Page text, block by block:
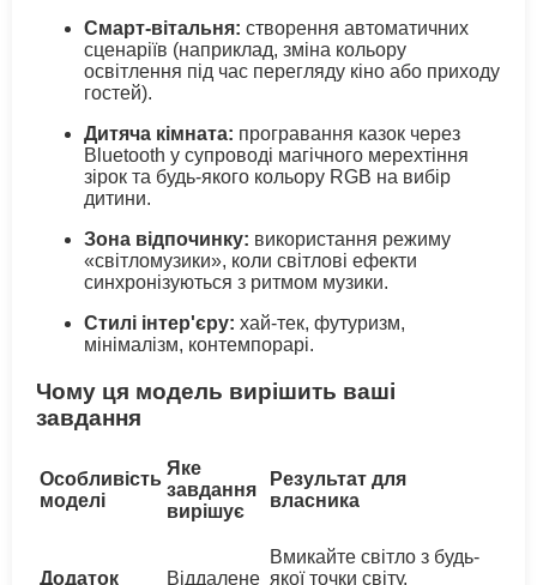
Смарт-вітальня: створення автоматичних
сценаріїв (наприклад, зміна кольору
освітлення під час перегляду кіно або приходу
гостей).
Дитяча кімната: програвання казок через
Bluetooth у супроводі магічного мерехтіння
зірок та будь-якого кольору RGB на вибір
дитини.
Зона відпочинку: використання режиму
«світломузики», коли світлові ефекти
синхронізуються з ритмом музики.
Стилі інтер'єру: хай-тек, футуризм,
мінімалізм, контемпорарі.
Чому ця модель вирішить ваші
завдання
Особливість
моделі
Яке
завдання
вирішує
Результат для
власника
Додаток Віддалене
Вмикайте світло з будь-
якої точки світу,